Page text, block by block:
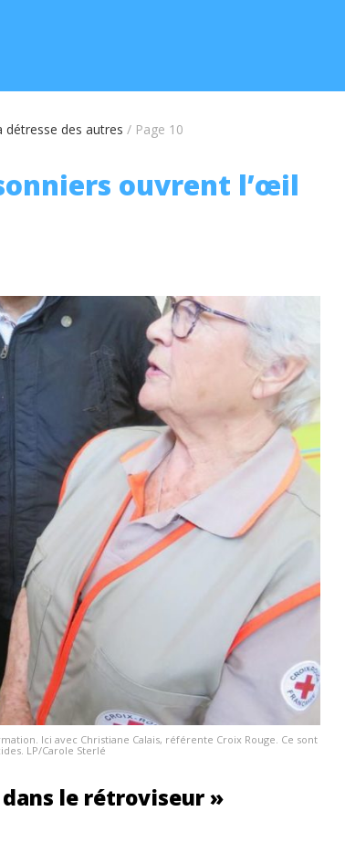
détresse des autres / Page 10
ouvrent l’œil
Ici avec Christiane Calais, référente Croix Rouge. Ce sont
LP/Carole Sterlé
le rétroviseur »